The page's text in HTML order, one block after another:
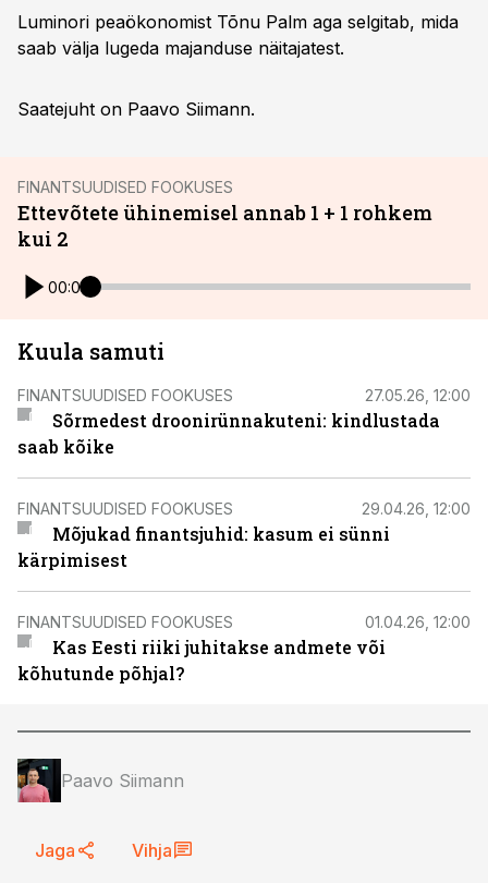
Luminori peaökonomist Tõnu Palm aga selgitab, mida
saab välja lugeda majanduse näitajatest.
Saatejuht on Paavo Siimann.
FINANTSUUDISED FOOKUSES
Ettevõtete ühinemisel annab 1 + 1 rohkem
kui 2
00:00
Kuula samuti
FINANTSUUDISED FOOKUSES 27.05.26, 12:00
Sõrmedest droonirünnakuteni: kindlustada
saab kõike
FINANTSUUDISED FOOKUSES 29.04.26, 12:00
Mõjukad finantsjuhid: kasum ei sünni
kärpimisest
FINANTSUUDISED FOOKUSES 01.04.26, 12:00
Kas Eesti riiki juhitakse andmete või
kõhutunde põhjal?
Paavo Siimann
Jaga Vihja